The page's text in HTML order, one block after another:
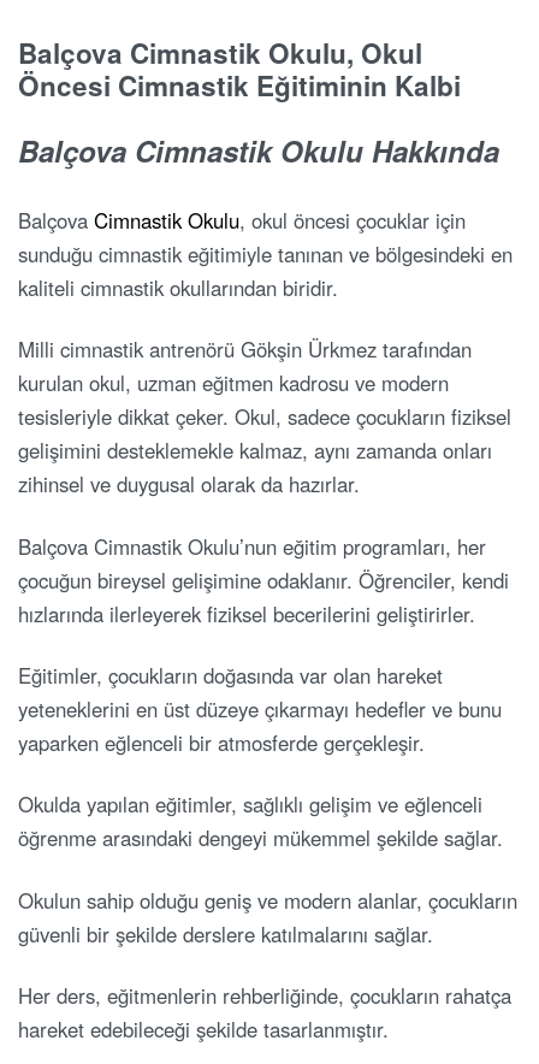
Balçova Cimnastik Okulu, Okul
Öncesi Cimnastik Eğitiminin Kalbi
Balçova Cimnastik Okulu Hakkında
Balçova Cimnastik Okulu, okul öncesi çocuklar için
sunduğu cimnastik eğitimiyle tanınan ve bölgesindeki en
kaliteli cimnastik okullarından biridir.
Milli cimnastik antrenörü Gökşin Ürkmez tarafından
kurulan okul, uzman eğitmen kadrosu ve modern
tesisleriyle dikkat çeker. Okul, sadece çocukların fiziksel
gelişimini desteklemekle kalmaz, aynı zamanda onları
zihinsel ve duygusal olarak da hazırlar.
Balçova Cimnastik Okulu’nun eğitim programları, her
çocuğun bireysel gelişimine odaklanır. Öğrenciler, kendi
hızlarında ilerleyerek fiziksel becerilerini geliştirirler.
Eğitimler, çocukların doğasında var olan hareket
yeteneklerini en üst düzeye çıkarmayı hedefler ve bunu
yaparken eğlenceli bir atmosferde gerçekleşir.
Okulda yapılan eğitimler, sağlıklı gelişim ve eğlenceli
öğrenme arasındaki dengeyi mükemmel şekilde sağlar.
Okulun sahip olduğu geniş ve modern alanlar, çocukların
güvenli bir şekilde derslere katılmalarını sağlar.
Her ders, eğitmenlerin rehberliğinde, çocukların rahatça
hareket edebileceği şekilde tasarlanmıştır.